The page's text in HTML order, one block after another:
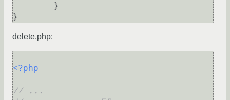
delete.php:
<?php
// ...